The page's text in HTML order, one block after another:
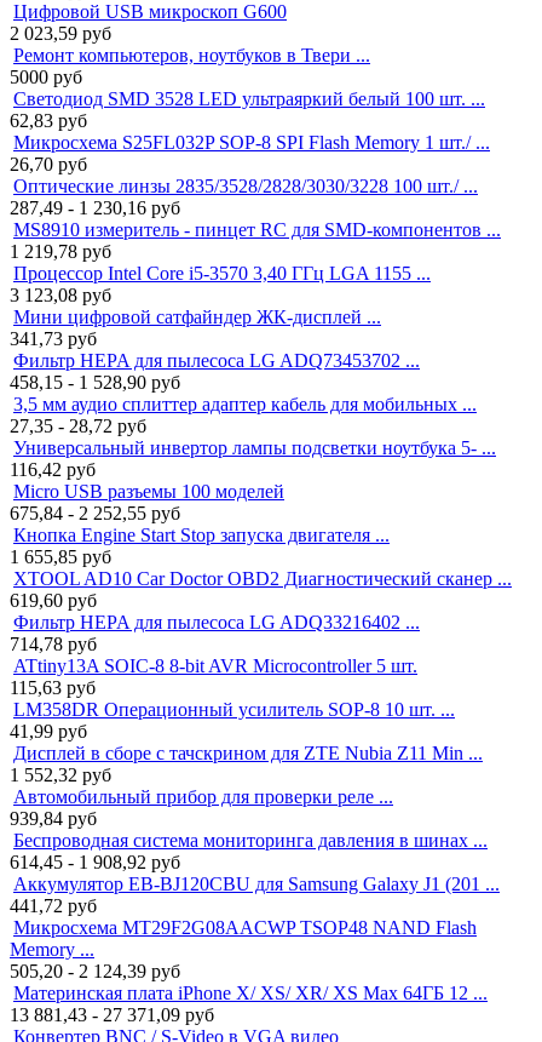
Цифровой USB микроскоп G600
2 023,59 руб
Ремонт компьютеров, ноутбуков в Твери ...
5000 руб
Светодиод SMD 3528 LED ультраяркий белый 100 шт. ...
62,83 руб
Микросхема S25FL032P SOP-8 SPI Flash Memory 1 шт./ ...
26,70 руб
Оптические линзы 2835/3528/2828/3030/3228 100 шт./ ...
287,49 - 1 230,16 руб
MS8910 измеритель - пинцет RC для SMD-компонентов ...
1 219,78 руб
Процессор Intel Core i5-3570 3,40 ГГц LGA 1155 ...
3 123,08 руб
Мини цифровой сатфайндер ЖК-дисплей ...
341,73 руб
Фильтр HEPA для пылесоса LG ADQ73453702 ...
458,15 - 1 528,90 руб
3,5 мм аудио сплиттер адаптер кабель для мобильных ...
27,35 - 28,72 руб
Универсальный инвертор лампы подсветки ноутбука 5- ...
116,42 руб
Micro USB разъемы 100 моделей
675,84 - 2 252,55 руб
Кнопка Engine Start Stop запуска двигателя ...
1 655,85 руб
XTOOL AD10 Car Doctor OBD2 Диагностический сканер ...
619,60 руб
Фильтр HEPA для пылесоса LG ADQ33216402 ...
714,78 руб
ATtiny13A SOIC-8 8-bit AVR Microcontroller 5 шт.
115,63 руб
LM358DR Операционный усилитель SOP-8 10 шт. ...
41,99 руб
Дисплей в сборе с тачскрином для ZTE Nubia Z11 Min ...
1 552,32 руб
Автомобильный прибор для проверки реле ...
939,84 руб
Беспроводная система мониторинга давления в шинах ...
614,45 - 1 908,92 руб
Аккумулятор EB-BJ120CBU для Samsung Galaxy J1 (201 ...
441,72 руб
Микросхема MT29F2G08AACWP TSOP48 NAND Flash
Memory ...
505,20 - 2 124,39 руб
Материнская плата iPhone X/ XS/ XR/ XS Max 64ГБ 12 ...
13 881,43 - 27 371,09 руб
Конвертер BNC / S-Video в VGA видео